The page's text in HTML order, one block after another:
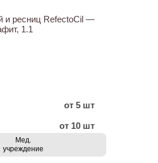
и ресниц RefectoCil —
1.1
от 5 шт
от 10 шт
Мед.
учреждение